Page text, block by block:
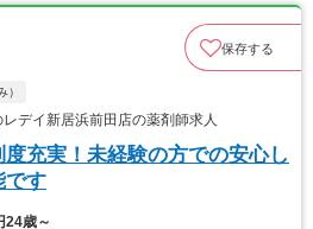
保存する
）
デイ新居浜前田店の薬剤師求人
充実！未経験の方での安心し
です
24歳～